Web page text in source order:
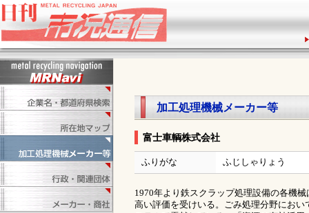
加工処理機械メーカー等
富士車輌株式会社
ふりがな ふじしゃりょう
1970年より鉄スクラップ処理設備の各機
高い評価を受けいる。ごみ処理分野にお